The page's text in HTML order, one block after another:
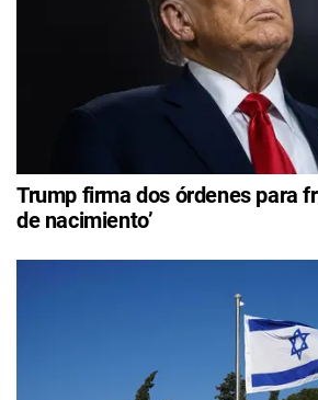
Trump firma dos órdenes para
de nacimiento’